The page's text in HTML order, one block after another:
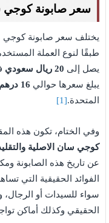
سعر صابونة كوجي
يختلف سعر صابونة كوجي
طبقًا لنوع العملة
يصل إلى 20 ريال سعودي
يبلغ سعرها حوالي 16 درهم إماراتي
المتحدة.[1]
وفي الختام، تكون هذه
كوجي سان الاصلية
عن تاريخ هذه الصابونة
الفوائد الحقيقية التي
سواء للسيدات أو
الحقيقي وكذلك أماكن